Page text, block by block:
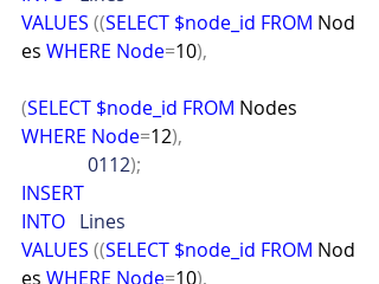
VALUES ((SELECT $node_id FROM Nod
es WHERE Node=10),
(SELECT $node_id FROM Nodes
WHERE Node=12),
0112);
INSERT
INTO Lines
VALUES ((SELECT $node_id FROM Nod
es WHERE Node=10),